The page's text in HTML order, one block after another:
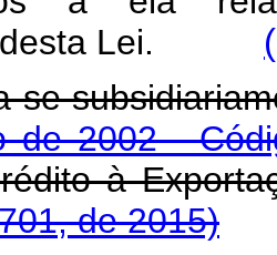
Lei.
se
de 2002 -
Crédito à
de 2015)